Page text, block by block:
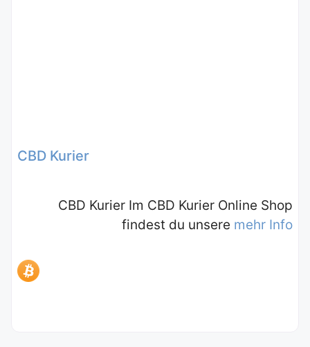
CBD Kurier
CBD Kurier Im CBD Kurier Online Shop
findest du unsere mehr Info